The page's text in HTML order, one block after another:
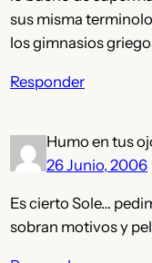
sus misma
los gimnasios
Responder
Humo en tus
26 Junio, 2006
Es cierto Sole…
sobran motivos y